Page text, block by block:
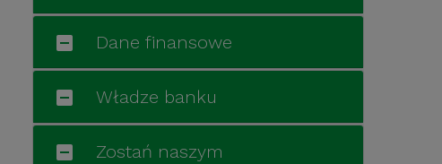
Dane finansowe
Władze banku
Zostań naszym